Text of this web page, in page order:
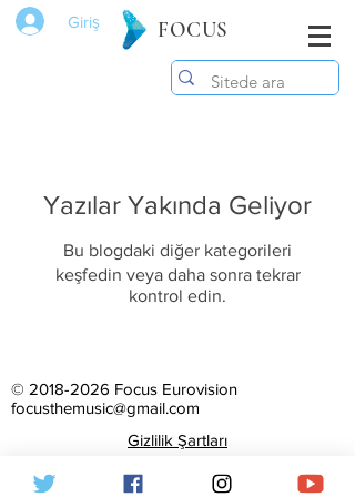
Giriş FOCUS
Yazılar Yakında Geliyor
Bu blogdaki diğer kategorileri
keşfedin veya daha sonra tekrar
kontrol edin.
© 2018-2026 Focus Eurovision
focusthemusic@gmail.com
Gizlilik Şartları